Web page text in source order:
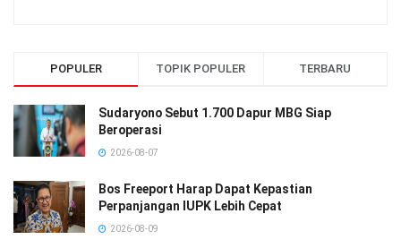
POPULER TOPIK POPULER TERBARU
Sudaryono Sebut 1.700 Dapur MBG Siap
Beroperasi
2026-08-07
Bos Freeport Harap Dapat Kepastian
Perpanjangan IUPK Lebih Cepat
2026-08-09